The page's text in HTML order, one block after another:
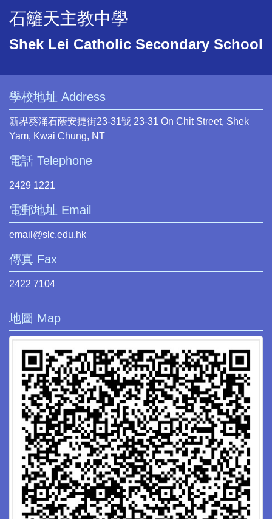
石籬天主教中學
Shek Lei Catholic Secondary School
學校地址 Address
新界葵涌石蔭安捷街23-31號 23-31 On Chit Street, Shek
Yam, Kwai Chung, NT
電話 Telephone
2429 1221
電郵地址 Email
email@slc.edu.hk
傳真 Fax
2422 7104
地圖 Map